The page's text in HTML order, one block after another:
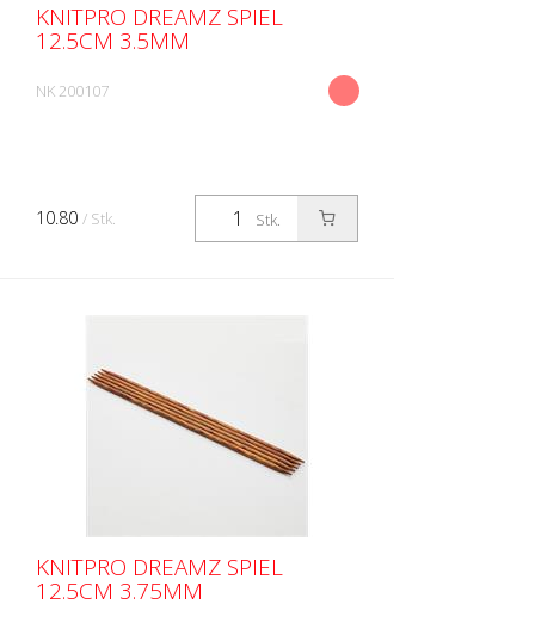
KNITPRO DREAMZ SPIEL
12.5CM 3.5MM
NK 200107
Stk.
10.80 / Stk.
KNITPRO DREAMZ SPIEL
12.5CM 3.75MM